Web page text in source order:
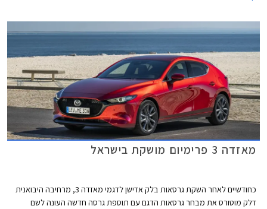
מאזדה 3 פרימיום מושקת בישראל
כחודשיים לאחר השקת גרסאות בלק אדישן לדגמי מאזדה 3, מרחיבה היבואנית
דלק מוטורס את מבחר גרסאות הדגם עם תוספת גרסה חדשה העונה לשם